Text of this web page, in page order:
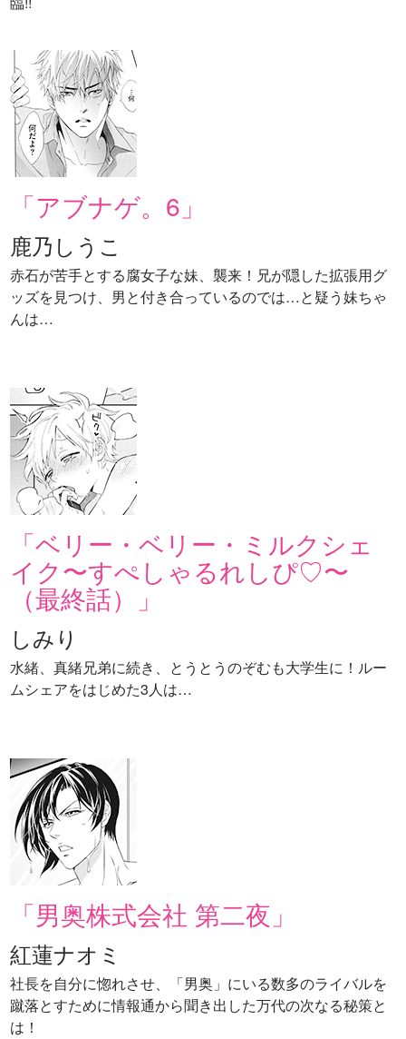
「アブナゲ。6」
鹿乃しうこ
赤石が苦手とする腐女子な妹、襲来！兄が隠した拡張用グ
ッズを見つけ、男と付き合っているのでは…と疑う妹ちゃ
んは…
「ベリー・ベリー・ミルクシェ
イク〜すぺしゃるれしぴ♡〜
（最終話）」
しみり
水緒、真緒兄弟に続き、とうとうのぞむも大学生に！ルー
ムシェアをはじめた3人は…
「男奥株式会社 第二夜」
紅蓮ナオミ
社長を自分に惚れさせ、「男奥」にいる数多のライバルを
蹴落とすために情報通から聞き出した万代の次なる秘策と
は！